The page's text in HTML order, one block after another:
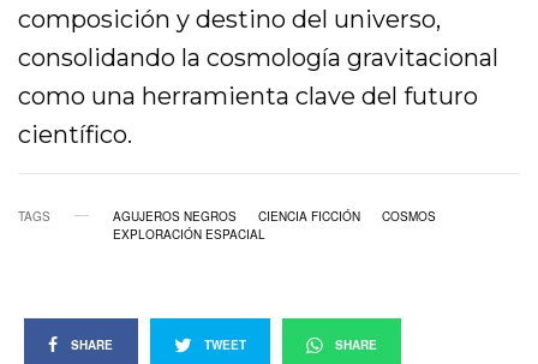
composición y destino del universo,
consolidando la cosmología gravitacional
como una herramienta clave del futuro
científico.
TAGS AGUJEROS NEGROS CIENCIA FICCIÓN
COSMOS
EXPLORACIÓN ESPACIAL
SHARE TWEET SHARE